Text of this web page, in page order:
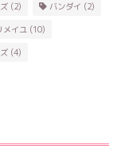
(2) バンダイ (2)
メイユ (10)
(4)